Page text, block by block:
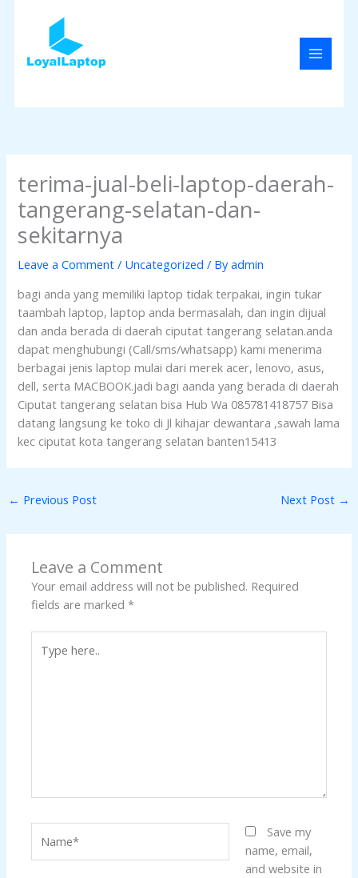
MENU
terima-jual-beli-laptop-daerah-
tangerang-selatan-dan-
sekitarnya
Leave a Comment / Uncategorized / Byadmin
bagi anda yang memiliki laptop tidak terpakai, ingin tukar
taambah laptop, laptop anda bermasalah, dan ingin dijual
dan anda berada di daerah ciputat tangerang selatan.anda
dapat menghubungi (Call/sms/whatsapp) kami menerima
berbagai jenis laptop mulai dari merek acer, lenovo, asus,
dell, serta MACBOOK.jadi bagi aanda yang berada di daerah
Ciputat tangerang selatan bisa Hub Wa 085781418757 Bisa
datang langsung ke toko di Jl kihajar dewantara ,sawah lama
kec ciputat kota tangerang selatan banten15413
← Previous Post Next Post →
Leave a Comment
Your email address will not be published. Required
fields are marked*
here..
Save my
name, email,
and website in